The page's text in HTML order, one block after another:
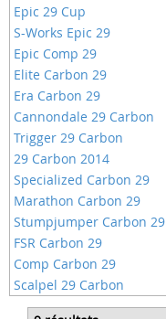
Epic 29 Cup
S-Works Epic 29
Epic Comp 29
Elite Carbon 29
Era Carbon 29
Cannondale 29 Carbon
Trigger 29 Carbon
29 Carbon 2014
Specialized Carbon 29
Marathon Carbon 29
Stumpjumper Carbon 29
FSR Carbon 29
Comp Carbon 29
Scalpel 29 Carbon